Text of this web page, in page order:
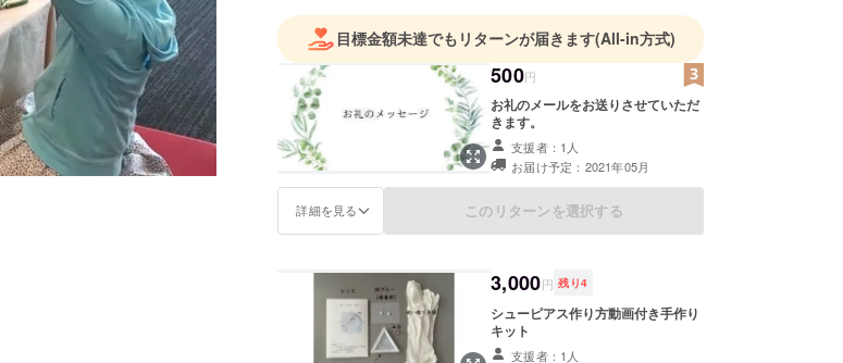
短時間で手作りとは思えない完成度の高いアクセサリーが制
作できるグルーデコ®にすっかり魅了されました。
グルーデコ作品の幅を広げるためにアクセサリー作りの勉強
を始め、Muse Accessoriesとの出会いがありました。
Muse Accessoriesのモノ作りに対する真摯な考えに感銘を受
け、ミューズアクセサリー認定校としても活動しています。
レッスンでは完成度の高いアクセサリーを作れるようになる
ことを生徒様と一緒に目指し、オーダーは美しい仕上がりに
1999年1月 色彩能力検定1級取得
2015年1月 日本グルーデコ協会（JGA)認定講師資格取得
2016年10月 ユリス・ドンネ認定講師資格取得
目標金額未達でもリターンが届きます(All-in方式)
500円
お礼のメールをお送りさせていただ
きます。
支援者：1人
お届け予定：2021年05月
詳細を見る このリターンを選択する
3,000円 残り4
シューピアス作り方動画付き手作り
キット
支援者：1人